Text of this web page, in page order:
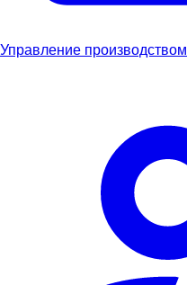
Управление производством